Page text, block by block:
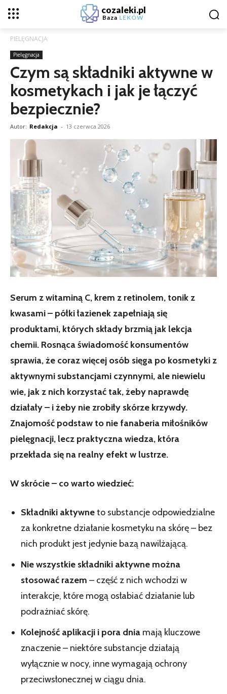
cozaleki.pl
Baza LEKÓW
PIELĘGNACJA
Pielęgnacja
Czym są składniki aktywne w
kosmetykach i jak je łączyć
bezpiecznie?
Autor: Redakcja - 13 czerwca 2026
Serum z witaminą C, krem z retinolem, tonik z
kwasami – półki łazienek zapełniają się
produktami, których składy brzmią jak lekcja
chemii. Rosnąca świadomość konsumentów
sprawia, że coraz więcej osób sięga po kosmetyki z
aktywnymi substancjami czynnymi, ale niewielu
wie, jak z nich korzystać tak, żeby naprawdę
działały – i żeby nie zrobiły skórze krzywdy.
Znajomość podstaw to nie fanaberia miłośników
pielęgnacji, lecz praktyczna wiedza, która
przekłada się na realny efekt w lustrze.
W skrócie – co warto wiedzieć:
Składniki aktywneto substancje odpowiedzialne
za konkretne działanie kosmetyku na skórę – bez
nich produkt jest jedynie bazą nawilżającą.
Nie wszystkie składniki aktywne można
stosować razem – część z nich wchodzi w
interakcje, które mogą osłabiać działanie lub
podrażniać skórę.
Kolejność aplikacji i pora dnia mają kluczowe
znaczenie – niektóre substancje działają
wyłącznie w nocy, inne wymagają ochrony
przeciwsłonecznej w ciągu dnia.